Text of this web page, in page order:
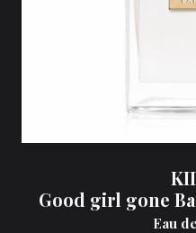
Good girl gone
Eau